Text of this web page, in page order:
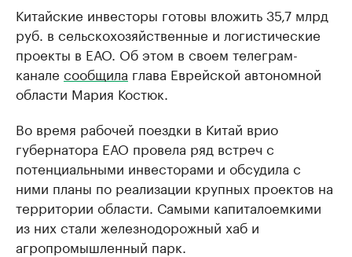
Китайские инвесторы готовы вложить 35,7 млрд
руб. в сельскохозяйственные и логистические
проекты в ЕАО. Об этом в своем телеграм-
канале сообщила глава Еврейской автономной
области Мария Костюк.
Во время рабочей поездки в Китай врио
губернатора ЕАО провела ряд встреч с
потенциальными инвесторами и обсудила с
ними планы по реализации крупных проектов на
территории области. Самыми капиталоемкими
из них стали железнодорожный хаб и
агропромышленный парк.